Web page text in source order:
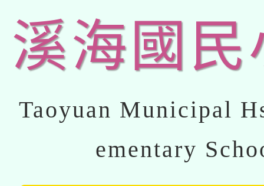
溪海國民
Taoyuan Municipal
ementary